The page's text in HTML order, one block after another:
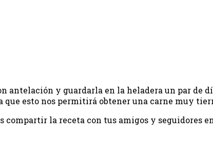
antelación y guardarla en la heladera un par de
esto nos permitirá obtener una carne muy
la receta con tus amigos y seguidores